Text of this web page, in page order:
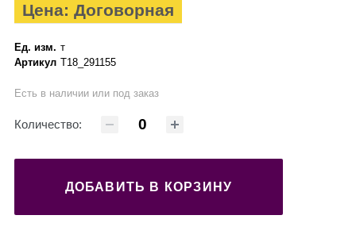
Цена: Договорная
Ед. изм. т
Артикул Т18_291155
Есть в наличии или под заказ
Количество:
ДОБАВИТЬ В КОРЗИНУ